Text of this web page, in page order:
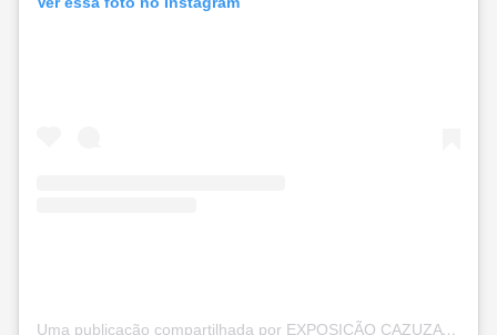
Uma publicação compartilhada por EXPOSIÇÃO CAZUZA EXAGERADO (@cazuzaexposicao)